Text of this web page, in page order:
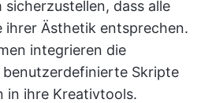
sicherzustellen, dass alle
ihrer Ästhetik entsprechen.
integrieren die
Skripte
in ihre Kreativtools.